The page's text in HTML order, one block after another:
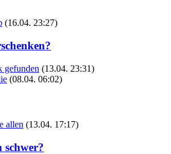
(16.04. 23:27)
gefunden (13.04. 23:31)
(08.04. 06:02)
allen (13.04. 17:17)
schwer?